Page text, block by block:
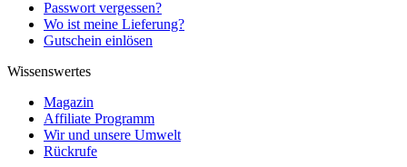
Passwort vergessen?
Wo ist meine Lieferung?
Gutschein einlösen
Wissenswertes
Magazin
Affiliate Programm
Wir und unsere Umwelt
Rückrufe